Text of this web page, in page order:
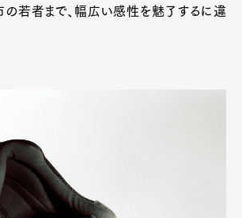
若者まで、幅広い感性を魅了するに違